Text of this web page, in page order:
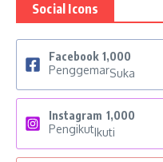
Social Icons
Facebook 1,000
PenggemarSuka
Instagram 1,000
PengikutIkuti